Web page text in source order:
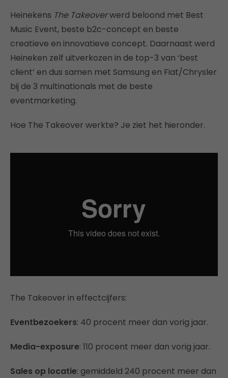
Heinekens The Takeoverwerd beloond met Best
Music Event, beste b2c-concept en beste
creatieve en innovatieve concept. Daarnaast werd
Heineken zelf uitverkozen in de top-3 van ‘best
client’ en dus samen met Samsung en Fiat/Chrysler
bij de 3 multinationals met de beste
eventmarketing.
Hoe The Takeover werkte? Je ziet het hieronder.
The Takeover in effectcijfers:
Eventbezoekers: 40 procent meer dan vorig jaar.
Media-exposure: 110 procent meer dan vorig jaar.
Sales op locatie: gemiddeld 240 procent meer dan